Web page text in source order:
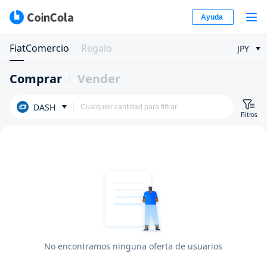
Ayuda
FiatComercio Regalo JPY
Comprar Vender
DASH
Filtros
No encontramos ninguna oferta de usuarios